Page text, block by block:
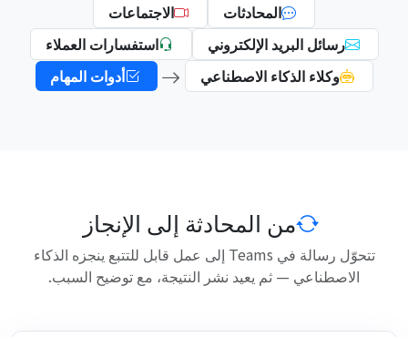
المحادثات
الاجتماعات
رسائل البريد الإلكتروني
استفسارات العملاء
وكلاء الذكاء الاصطناعي
أدوات المهام
من المحادثة إلى الإنجاز
تتحوّل رسالة في Teams إلى عمل قابل للتتبع ينجزه الذكاء
الاصطناعي — ثم يعيد نشر النتيجة، مع توضيح السبب.